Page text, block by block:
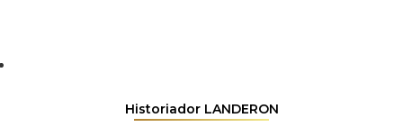
Historiador LANDERON